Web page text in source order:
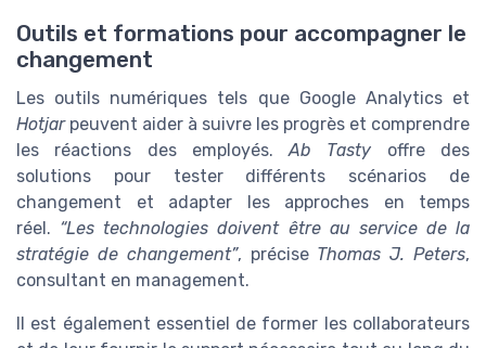
Outils et formations pour accompagner le
changement
Les outils numériques tels que Google Analyticset
Hotjarpeuvent aider à suivre les progrès et comprendre
les réactions des employés.Ab Tasty offre des
solutions pour tester différents scénarios de
changement et adapter les approches en temps
réel. “Les technologies doivent être au service de la
stratégie de changement”, précise Thomas J. Peters,
consultant en management.
Il est également essentiel de former les collaborateurs